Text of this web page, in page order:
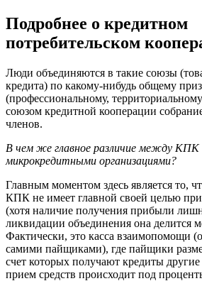
Подробнее о кредитном
потребительском
Люди объединяются в такие союзы
кредита) по какому-нибудь общему
(профессиональному,
союзом кредитной кооперации
членов.
В чем же главное различие между КПК
микрокредитными организациями?
Главным моментом здесь является то,
КПК не имеет главной своей целью
(хотя наличие получения прибыли
ликвидации объединения она делится
Фактически, это касса взаимопомощи
самими пайщиками), где пайщики
счет которых получают кредиты
прием средств происходит под